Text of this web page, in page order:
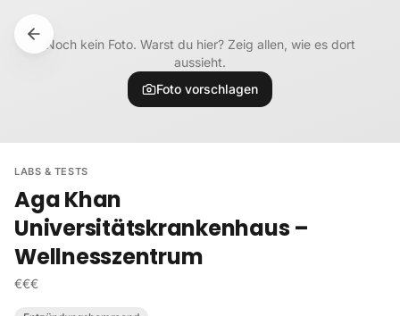
Noch kein Foto. Warst du hier? Zeig allen, wie es dort
aussieht.
Foto vorschlagen
LABS & TESTS
Aga Khan
Universitätskrankenhaus –
Wellnesszentrum
€€€